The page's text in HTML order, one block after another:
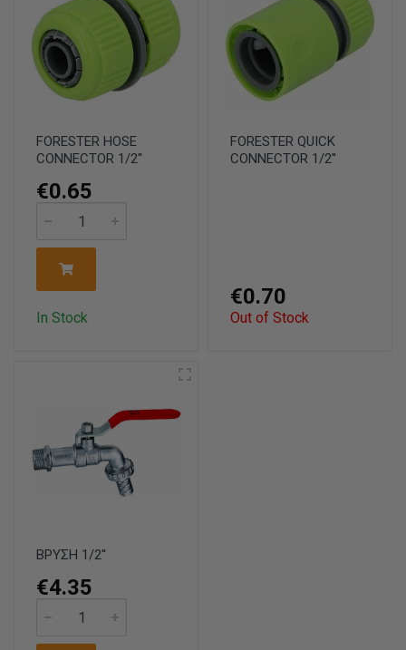
FORESTER HOSE
CONNECTOR 1/2''
€0.65
In Stock
FORESTER QUICK
CONNECTOR 1/2''
€0.70
Out of Stock
ΒΡΥΣΗ 1/2''
€4.35